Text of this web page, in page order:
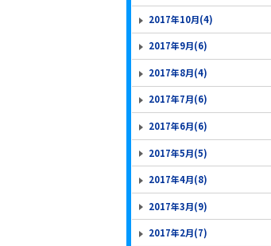
2017年10月(4)
2017年9月(6)
2017年8月(4)
2017年7月(6)
2017年6月(6)
2017年5月(5)
2017年4月(8)
2017年3月(9)
2017年2月(7)